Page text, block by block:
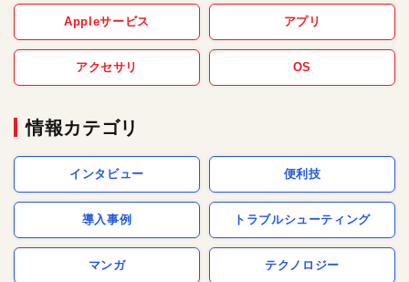
Appleサービス アプリ
アクセサリ OS
情報カテゴリ
インタビュー 便利技
導入事例 トラブルシューティング
マンガ テクノロジー